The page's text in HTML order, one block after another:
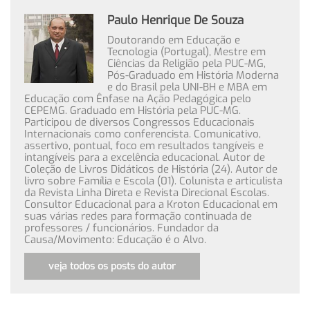
Paulo Henrique De Souza
Doutorando em Educação e
Tecnologia (Portugal), Mestre em
Ciências da Religião pela PUC-MG,
Pós-Graduado em História Moderna
e do Brasil pela UNI-BH e MBA em
Educação com Ênfase na Ação Pedagógica pelo
CEPEMG. Graduado em História pela PUC-MG.
Participou de diversos Congressos Educacionais
Internacionais como conferencista. Comunicativo,
assertivo, pontual, foco em resultados tangíveis e
intangíveis para a excelência educacional. Autor de
Coleção de Livros Didáticos de História (24). Autor de
livro sobre Família e Escola (01). Colunista e articulista
da Revista Linha Direta e Revista Direcional Escolas.
Consultor Educacional para a Kroton Educacional em
suas várias redes para formação continuada de
professores / funcionários. Fundador da
Causa/Movimento: Educação é o Alvo.
veja todos os posts do autor